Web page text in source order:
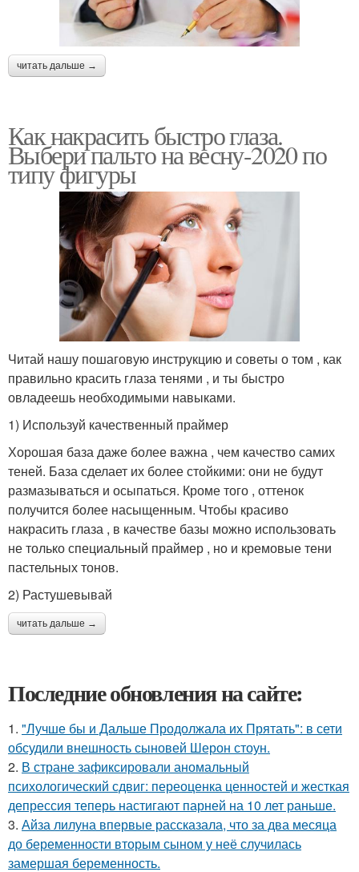
читать дальше →
Как накрасить быстро глаза.
Выбери пальто на весну-2020 по
типу фигуры
Читай нашу пошаговую инструкцию и советы о том , как
правильно красить глаза тенями , и ты быстро
овладеешь необходимыми навыками.
1) Используй качественный праймер
Хорошая база даже более важна , чем качество самих
теней. База сделает их более стойкими: они не будут
размазываться и осыпаться. Кроме того , оттенок
получится более насыщенным. Чтобы красиво
накрасить глаза , в качестве базы можно использовать
не только специальный праймер , но и кремовые тени
пастельных тонов.
2) Растушевывай
читать дальше →
Последние обновления на сайте:
1. "Лучше бы и Дальше Продолжала их Прятать": в сети
обсудили внешность сыновей Шерон стоун.
2. В стране зафиксировали аномальный
психологический сдвиг: переоценка ценностей и жесткая
депрессия теперь настигают парней на 10 лет раньше.
3. Айза лилуна впервые рассказала, что за два месяца
до беременности вторым сыном у неё случилась
замершая беременность.